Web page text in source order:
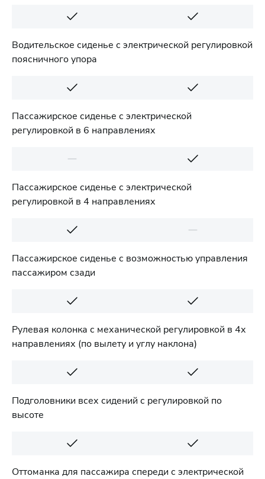
Водительское сиденье с электрической регулировкой
поясничного упора
Пассажирское сиденье с электрической
регулировкой в 6 направлениях
Пассажирское сиденье с электрической
регулировкой в 4 направлениях
Пассажирское сиденье с возможностью управления
пассажиром сзади
Рулевая колонка с механической регулировкой в 4х
направлениях (по вылету и углу наклона)
Подголовники всех сидений с регулировкой по
высоте
Оттоманка для пассажира спереди с электрической